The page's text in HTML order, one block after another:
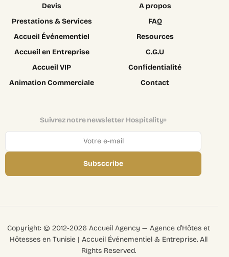
Devis
Prestations & Services
Accueil Événementiel
Accueil en Entreprise
Accueil VIP
Animation Commerciale
A propos
FAQ
Resources
C.G.U
Confidentialité
Contact
Suivrez notre newsletter Hospitality+
Subsccribe
Copyright: © 2012-2026 Accueil Agency — Agence d’Hôtes et
Hôtesses en Tunisie | Accueil Événementiel & Entreprise. All
Rights Reserved.
Recruter